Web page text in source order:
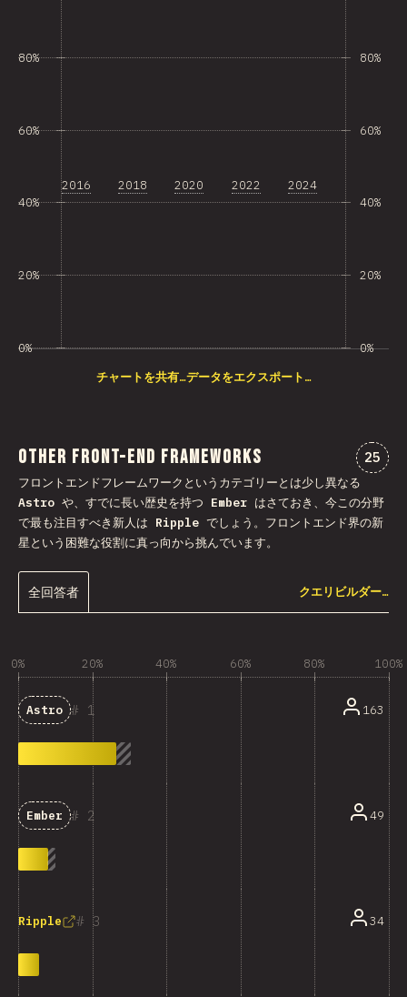
0%
20%
40%
60%
80%
2016 2018 2020 2022 2024
0%
20%
40%
60%
80%
チャートを共有…データをエクスポート…
Other Front-end Frameworks 25
フロントエンドフレームワークというカテゴリーとは少し異なる
Astro や、すでに長い歴史を持つ Ember はさておき、今この分野
で最も注目すべき新人は Ripple でしょう。フロントエンド界の新
星という困難な役割に真っ向から挑んでいます。
全回答者 クエリビルダー…
0% 20% 40% 60% 80% 100%
1
Astro 163
2
Ember 49
3
Ripple 34